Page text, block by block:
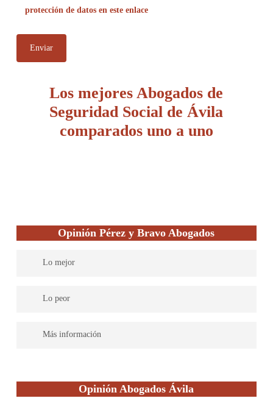
protección de datos en este enlace
Los mejores Abogados de
Seguridad Social de Ávila
comparados uno a uno
Opinión Pérez y Bravo Abogados
Lo mejor
Lo peor
Más información
asesoramiento completo enOpinión Abogados Ávila